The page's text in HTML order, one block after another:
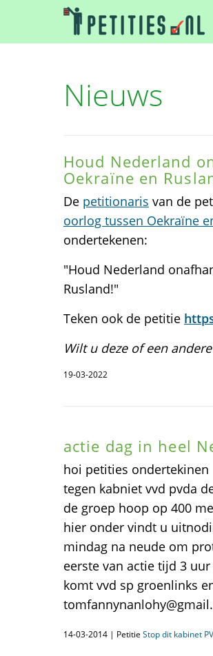
Nieuws
Houd Nederland
Oekraïne en
De petitionaris van de
oorlog tussen Oekraïne
ondertekenen:
"Houd Nederland
Rusland!"
Teken ook de petitie
Wilt u deze of een
19-03-2022
actie dag in heel
hoi petities
tegen kabniet vvd pvda
de groep hoop op 400
hier onder vindt u
mindag na neude om
eerste van actie tijd 3
komt vvd sp groenlinks
14-03-2014 | Petitie Stop dit kabinet